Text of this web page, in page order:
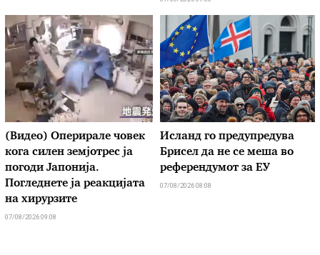
(Видео) Оперирале човек
кога силен земјотрес ја
погоди Јапонија.
Погледнете ја реакцијата
на хирурзите
07/08/2026 09:08
Исланд го предупредува
Брисел да не се меша во
референдумот за ЕУ
07/08/2026 08:08